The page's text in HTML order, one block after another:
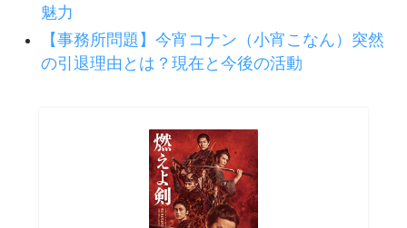
魅力
【事務所問題】今宵コナン（小宵こなん）突然
の引退理由とは？現在と今後の活動